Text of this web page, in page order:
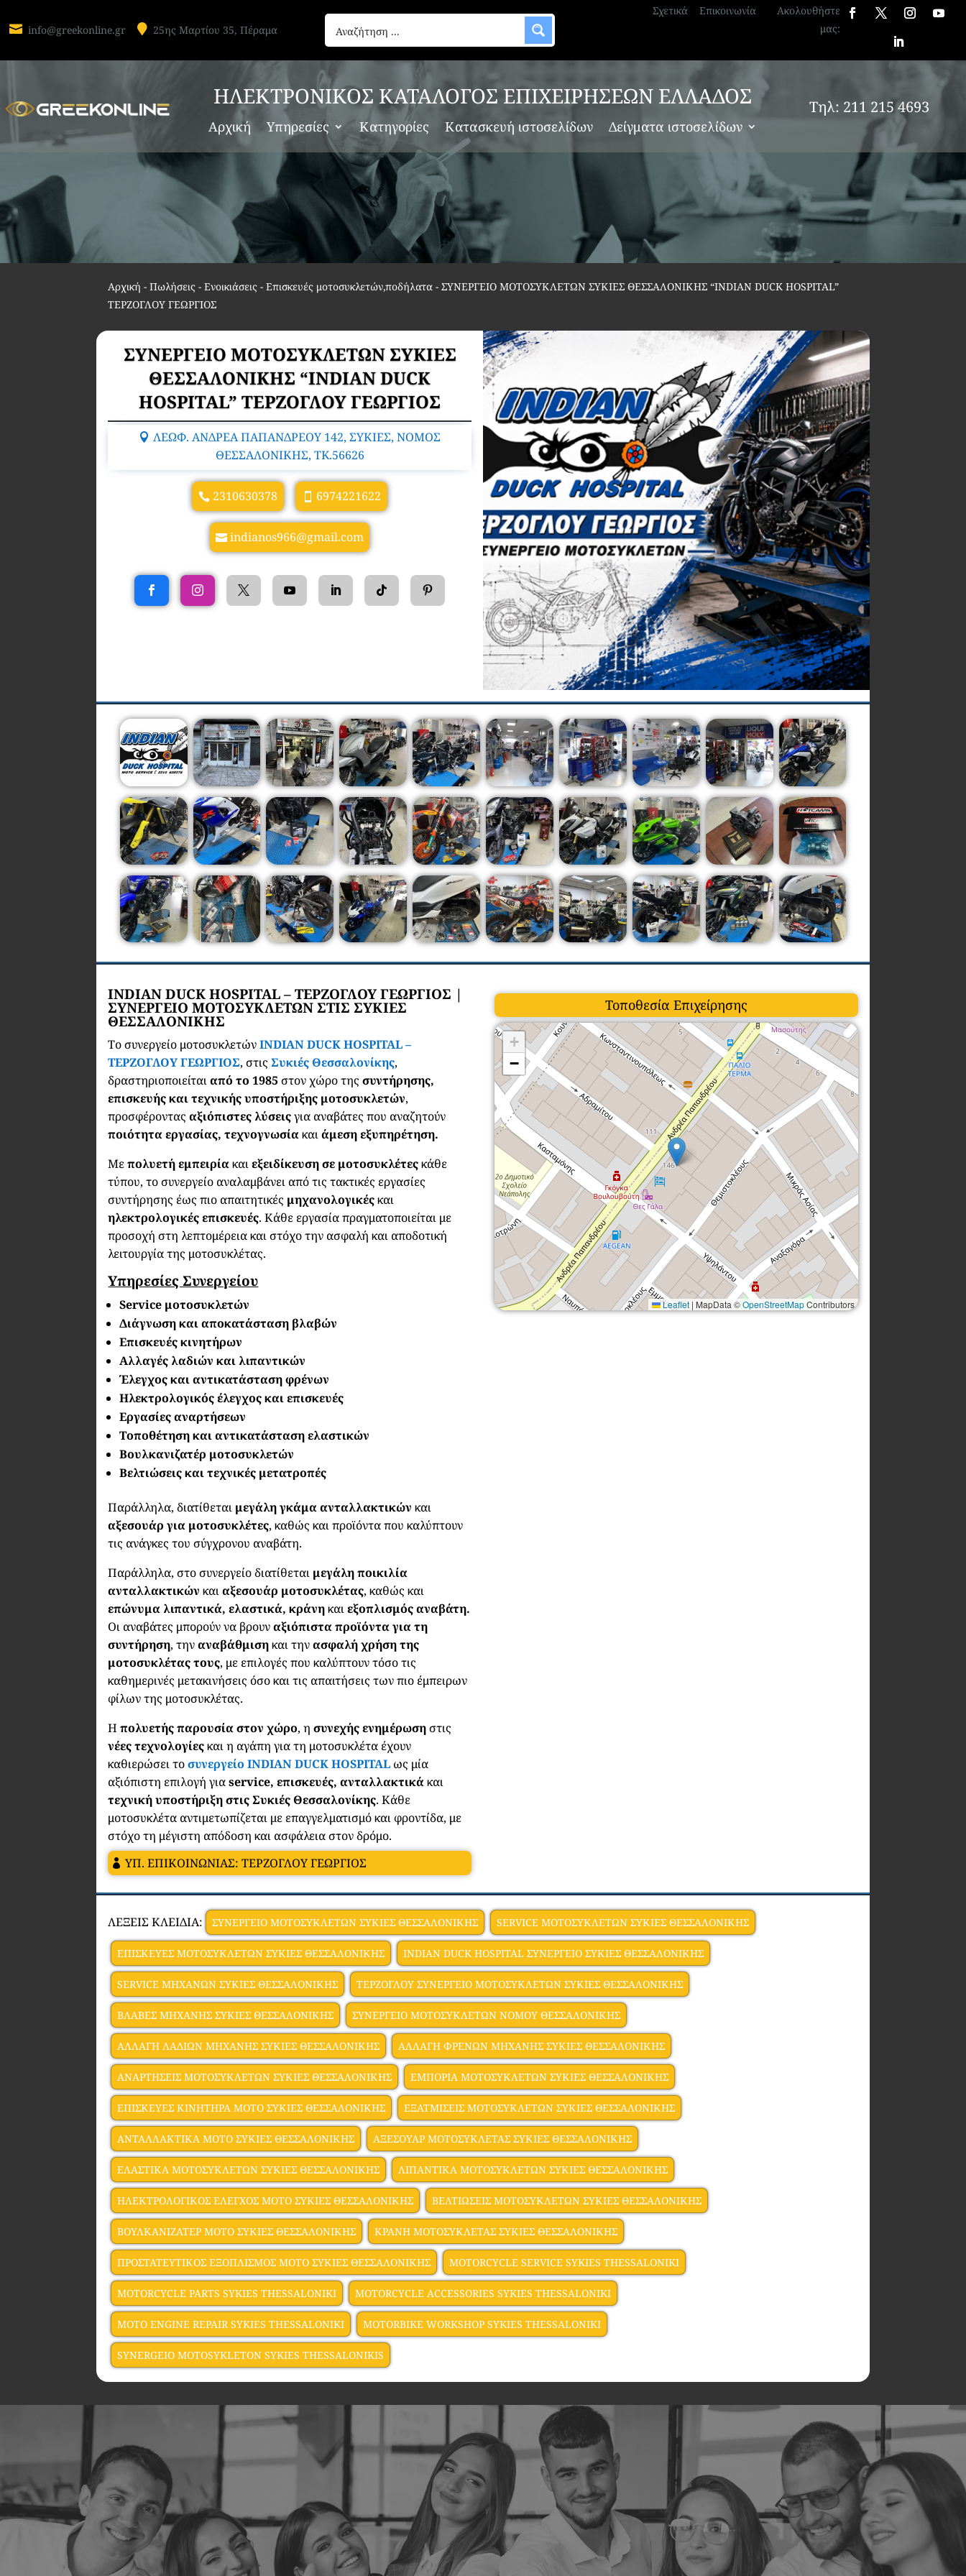
 info@greekonline.gr  25ης Μαρτίου 35, Πέραμα
Σχετικά Επικοινωνία
Ακολουθήστε
μας:
ΗΛΕΚΤΡΟΝΙΚΟΣ ΚΑΤΑΛΟΓΟΣ ΕΠΙΧΕΙΡΗΣΕΩΝ ΕΛΛΑΔΟΣ
Αρχική Υπηρεσίες Κατηγορίες Κατασκευή ιστοσελίδων Δείγματα ιστοσελίδων
Τηλ: 211 215 4693
Αρχική -Πωλήσεις - Ενοικιάσεις - Επισκευές μοτοσυκλετών,ποδήλατα -ΣΥΝΕΡΓΕΙΟ ΜΟΤΟΣΥΚΛΕΤΩΝ ΣΥΚΙΕΣ ΘΕΣΣΑΛΟΝΙΚΗΣ “INDIAN DUCK HOSPITAL”
ΤΕΡΖΟΓΛΟΥ ΓΕΩΡΓΙΟΣ
ΣΥΝΕΡΓΕΙΟ ΜΟΤΟΣΥΚΛΕΤΩΝ ΣΥΚΙΕΣ
ΘΕΣΣΑΛΟΝΙΚΗΣ “INDIAN DUCK
HOSPITAL” ΤΕΡΖΟΓΛΟΥ ΓΕΩΡΓΙΟΣ
ΛΕΩΦ. ΑΝΔΡΕΑ ΠΑΠΑΝΔΡΕΟΥ 142, ΣΥΚΙΕΣ, ΝΟΜΟΣ
ΘΕΣΣΑΛΟΝΙΚΗΣ, TK.56626
2310630378 6974221622
indianos966@gmail.com
INDIAN DUCK HOSPITAL – ΤΕΡΖΟΓΛΟΥ ΓΕΩΡΓΙΟΣ |
ΣΥΝΕΡΓΕΙΟ ΜΟΤΟΣΥΚΛΕΤΩΝ ΣΤΙΣ ΣΥΚΙΕΣ
ΘΕΣΣΑΛΟΝΙΚΗΣ
Το συνεργείο μοτοσυκλετών INDIAN DUCK HOSPITAL –
ΤΕΡΖΟΓΛΟΥ ΓΕΩΡΓΙΟΣ, στιςΣυκιές Θεσσαλονίκης,
δραστηριοποιείταιαπό το 1985στον χώρο τηςσυντήρησης,
επισκευής και τεχνικής υποστήριξης μοτοσυκλετών,
προσφέρονταςαξιόπιστες λύσειςγια αναβάτες που αναζητούν
ποιότητα εργασίας, τεχνογνωσίακαιάμεση εξυπηρέτηση.
Μεπολυετή εμπειρίακαιεξειδίκευση σε μοτοσυκλέτεςκάθε
τύπου, το συνεργείο αναλαμβάνει από τις τακτικές εργασίες
συντήρησης έως πιο απαιτητικές μηχανολογικέςκαι
ηλεκτρολογικές επισκευές. Κάθε εργασία πραγματοποιείται με
προσοχή στη λεπτομέρεια και στόχο την ασφαλή και αποδοτική
λειτουργία της μοτοσυκλέτας.
Υπηρεσίες Συνεργείου
Service μοτοσυκλετών
Διάγνωση και αποκατάσταση βλαβών
Επισκευές κινητήρων
Αλλαγές λαδιών και λιπαντικών
Έλεγχος και αντικατάσταση φρένων
Ηλεκτρολογικός έλεγχος και επισκευές
Εργασίες αναρτήσεων
Τοποθέτηση και αντικατάσταση ελαστικών
Βουλκανιζατέρ μοτοσυκλετών
Βελτιώσεις και τεχνικές μετατροπές
Παράλληλα, διατίθεται μεγάλη γκάμα ανταλλακτικών και
αξεσουάρ για μοτοσυκλέτες, καθώς και προϊόντα που καλύπτουν
τις ανάγκες του σύγχρονου αναβάτη.
Παράλληλα, στο συνεργείο διατίθεται μεγάλη ποικιλία
ανταλλακτικών καιαξεσουάρ μοτοσυκλέτας, καθώς και
επώνυμα λιπαντικά, ελαστικά, κράνηκαιεξοπλισμός αναβάτη.
Οι αναβάτες μπορούν να βρουναξιόπιστα προϊόντα για τη
συντήρηση, τηναναβάθμισηκαι τηνασφαλή χρήση της
μοτοσυκλέτας τους, με επιλογές που καλύπτουν τόσο τις
καθημερινές μετακινήσεις όσο και τις απαιτήσεις των πιο έμπειρων
φίλων της μοτοσυκλέτας.
Ηπολυετής παρουσία στον χώρο, ησυνεχής ενημέρωσηστις
νέες τεχνολογίεςκαι η αγάπη για τη μοτοσυκλέτα έχουν
καθιερώσει τοσυνεργείο INDIAN DUCK HOSPITAL ως μία
αξιόπιστη επιλογή γιαservice, επισκευές, ανταλλακτικάκαι
τεχνική υποστήριξη στις Συκιές Θεσσαλονίκης. Κάθε
μοτοσυκλέτα αντιμετωπίζεται με επαγγελματισμό και φροντίδα, με
στόχο τη μέγιστη απόδοση και ασφάλεια στον δρόμο.
ΥΠ. ΕΠΙΚΟΙΝΩΝΙΑΣ: ΤΕΡΖΟΓΛΟΥ ΓΕΩΡΓΙΟΣ
Τοποθεσία Επιχείρησης
+
−
Leaflet | MapData ©OpenStreetMapContributors
ΛΕΞΕΙΣ ΚΛΕΙΔΙΑ: ΣΥΝΕΡΓΕΙΟ ΜΟΤΟΣΥΚΛΕΤΩΝ ΣΥΚΙΕΣ ΘΕΣΣΑΛΟΝΙΚΗΣ SERVICE ΜΟΤΟΣΥΚΛΕΤΩΝ ΣΥΚΙΕΣ ΘΕΣΣΑΛΟΝΙΚΗΣ
ΕΠΙΣΚΕΥΕΣ ΜΟΤΟΣΥΚΛΕΤΩΝ ΣΥΚΙΕΣ ΘΕΣΣΑΛΟΝΙΚΗΣ INDIAN DUCK HOSPITAL ΣΥΝΕΡΓΕΙΟ ΣΥΚΙΕΣ ΘΕΣΣΑΛΟΝΙΚΗΣ
SERVICE ΜΗΧΑΝΩΝ ΣΥΚΙΕΣ ΘΕΣΣΑΛΟΝΙΚΗΣ ΤΕΡΖΟΓΛΟΥ ΣΥΝΕΡΓΕΙΟ ΜΟΤΟΣΥΚΛΕΤΩΝ ΣΥΚΙΕΣ ΘΕΣΣΑΛΟΝΙΚΗΣ
ΒΛΑΒΕΣ ΜΗΧΑΝΗΣ ΣΥΚΙΕΣ ΘΕΣΣΑΛΟΝΙΚΗΣ ΣΥΝΕΡΓΕΙΟ ΜΟΤΟΣΥΚΛΕΤΩΝ ΝΟΜΟΥ ΘΕΣΣΑΛΟΝΙΚΗΣ
ΑΛΛΑΓΗ ΛΑΔΙΩΝ ΜΗΧΑΝΗΣ ΣΥΚΙΕΣ ΘΕΣΣΑΛΟΝΙΚΗΣ ΑΛΛΑΓΗ ΦΡΕΝΩΝ ΜΗΧΑΝΗΣ ΣΥΚΙΕΣ ΘΕΣΣΑΛΟΝΙΚΗΣ
ΑΝΑΡΤΗΣΕΙΣ ΜΟΤΟΣΥΚΛΕΤΩΝ ΣΥΚΙΕΣ ΘΕΣΣΑΛΟΝΙΚΗΣ ΕΜΠΟΡΙΑ MOTOΣΥΚΛΕΤΩΝ ΣΥΚΙΕΣ ΘΕΣΣΑΛΟΝΙΚΗΣ
ΕΠΙΣΚΕΥΕΣ ΚΙΝΗΤΗΡΑ ΜΟΤΟ ΣΥΚΙΕΣ ΘΕΣΣΑΛΟΝΙΚΗΣ ΕΞΑΤΜΙΣΕΙΣ ΜΟΤΟΣΥΚΛΕΤΩΝ ΣΥΚΙΕΣ ΘΕΣΣΑΛΟΝΙΚΗΣ
ΑΝΤΑΛΛΑΚΤΙΚΑ ΜΟΤΟ ΣΥΚΙΕΣ ΘΕΣΣΑΛΟΝΙΚΗΣ ΑΞΕΣΟΥΑΡ ΜΟΤΟΣΥΚΛΕΤΑΣ ΣΥΚΙΕΣ ΘΕΣΣΑΛΟΝΙΚΗΣ
ΕΛΑΣΤΙΚΑ ΜΟΤΟΣΥΚΛΕΤΩΝ ΣΥΚΙΕΣ ΘΕΣΣΑΛΟΝΙΚΗΣ ΛΙΠΑΝΤΙΚΑ ΜΟΤΟΣΥΚΛΕΤΩΝ ΣΥΚΙΕΣ ΘΕΣΣΑΛΟΝΙΚΗΣ
ΗΛΕΚΤΡΟΛΟΓΙΚΟΣ ΕΛΕΓΧΟΣ ΜΟΤΟ ΣΥΚΙΕΣ ΘΕΣΣΑΛΟΝΙΚΗΣ ΒΕΛΤΙΩΣΕΙΣ ΜΟΤΟΣΥΚΛΕΤΩΝ ΣΥΚΙΕΣ ΘΕΣΣΑΛΟΝΙΚΗΣ
ΒΟΥΛΚΑΝΙΖΑΤΕΡ ΜΟΤΟ ΣΥΚΙΕΣ ΘΕΣΣΑΛΟΝΙΚΗΣ ΚΡΑΝΗ ΜΟΤΟΣΥΚΛΕΤΑΣ ΣΥΚΙΕΣ ΘΕΣΣΑΛΟΝΙΚΗΣ
ΠΡΟΣΤΑΤΕΥΤΙΚΟΣ ΕΞΟΠΛΙΣΜΟΣ ΜΟΤΟ ΣΥΚΙΕΣ ΘΕΣΣΑΛΟΝΙΚΗΣ MOTORCYCLE SERVICE SYKIES THESSALONIKI
MOTORCYCLE PARTS SYKIES THESSALONIKI MOTORCYCLE ACCESSORIES SYKIES THESSALONIKI
MOTO ENGINE REPAIR SYKIES THESSALONIKI MOTORBIKE WORKSHOP SYKIES THESSALONIKI
SYNERGEIO MOTOSYKLETON SYKIES THESSALONIKIS